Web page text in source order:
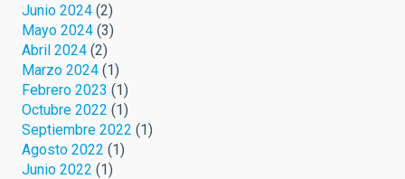
Junio 2024 (2)
Mayo 2024 (3)
Abril 2024 (2)
Marzo 2024 (1)
Febrero 2023 (1)
Octubre 2022 (1)
Septiembre 2022 (1)
Agosto 2022 (1)
Junio 2022 (1)